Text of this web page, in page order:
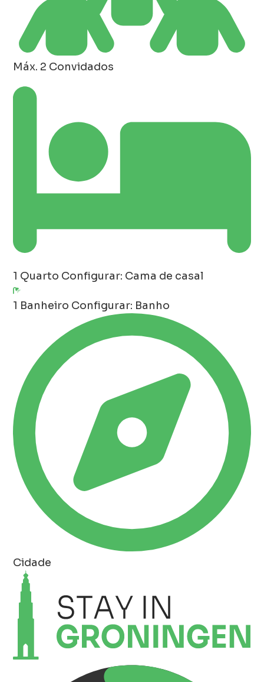
Máx. 2 Convidados
1 Quarto Configurar: Cama de casal
1 Banheiro Configurar: Banho
Cidade